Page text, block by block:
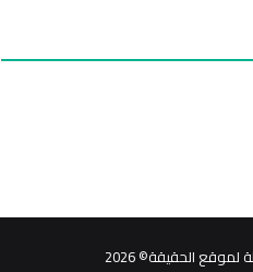
الحقيقة© 2026